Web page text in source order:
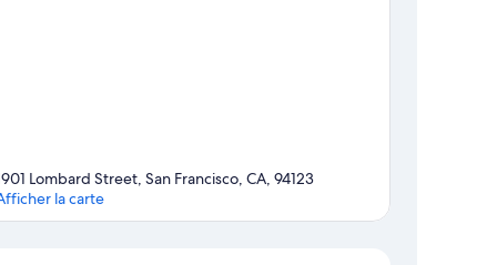
Lombard Street, San Francisco, CA, 94123
la carte